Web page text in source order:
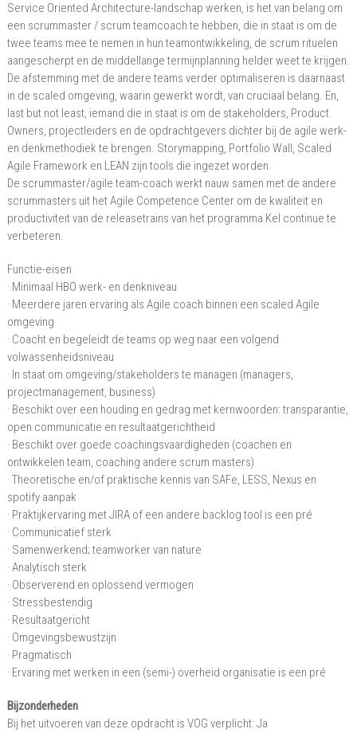
Service Oriented Architecture-landschap werken, is het van belang om
een scrummaster / scrum teamcoach te hebben, die in staat is om de
twee teams mee te nemen in hun teamontwikkeling, de scrum rituelen
aangescherpt en de middellange termijnplanning helder weet te krijgen.
De afstemming met de andere teams verder optimaliseren is daarnaast
in de scaled omgeving, waarin gewerkt wordt, van cruciaal belang. En,
last but not least, iemand die in staat is om de stakeholders, Product
Owners, projectleiders en de opdrachtgevers dichter bij de agile werk-
en denkmethodiek te brengen. Storymapping, Portfolio Wall, Scaled
Agile Framework en LEAN zijn tools die ingezet worden.
De scrummaster/agile team-coach werkt nauw samen met de andere
scrummasters uit het Agile Competence Center om de kwaliteit en
productiviteit van de releasetrains van het programma KeI continue te
verbeteren.
Functie-eisen
· Minimaal HBO werk- en denkniveau
· Meerdere jaren ervaring als Agile coach binnen een scaled Agile
omgeving
· Coacht en begeleidt de teams op weg naar een volgend
volwassenheidsniveau
· In staat om omgeving/stakeholders te managen (managers,
projectmanagement, business)
· Beschikt over een houding en gedrag met kernwoorden: transparantie,
open communicatie en resultaatgerichtheid
· Beschikt over goede coachingsvaardigheden (coachen en
ontwikkelen team, coaching andere scrum masters)
· Theoretische en/of praktische kennis van SAFe, LESS, Nexus en
spotify aanpak
· Praktijkervaring met JIRA of een andere backlog tool is een pré
· Communicatief sterk
· Samenwerkend; teamworker van nature
· Analytisch sterk
· Observerend en oplossend vermogen
· Stressbestendig
· Resultaatgericht
· Omgevingsbewustzijn
· Pragmatisch
· Ervaring met werken in een (semi-) overheid organisatie is een pré
Bijzonderheden
Bij het uitvoeren van deze opdracht is VOG verplicht: Ja